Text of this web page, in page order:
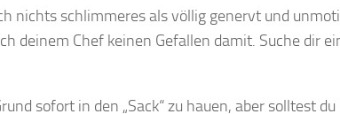
nichts schlimmeres als völlig genervt und
deinem Chef keinen Gefallen damit. Suche dir
sofort in den „Sack“ zu hauen, aber solltest